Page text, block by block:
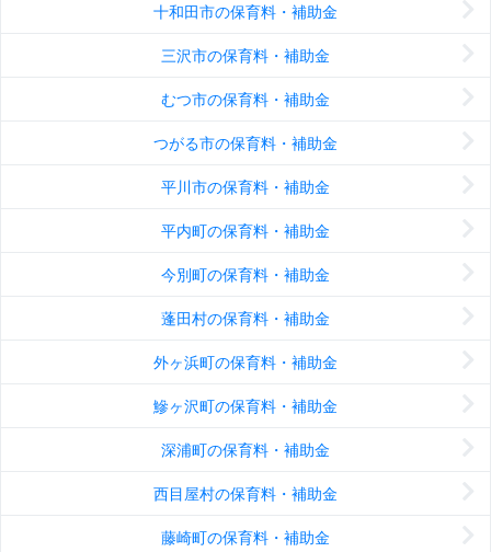
十和田市の保育料・補助金
三沢市の保育料・補助金
むつ市の保育料・補助金
つがる市の保育料・補助金
平川市の保育料・補助金
平内町の保育料・補助金
今別町の保育料・補助金
蓬田村の保育料・補助金
外ヶ浜町の保育料・補助金
鰺ヶ沢町の保育料・補助金
深浦町の保育料・補助金
西目屋村の保育料・補助金
藤崎町の保育料・補助金